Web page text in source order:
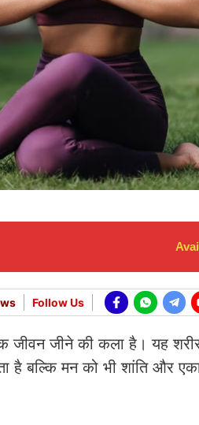
Follow Us
जीवन जीने की कला है। यह
है बल्कि मन को भी शांति और